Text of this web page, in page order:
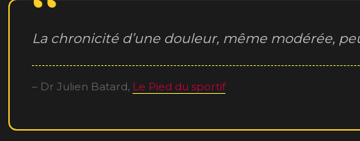
La chronicité d’une douleur, même modérée,
– Dr Julien Batard, Le Pied du sportif